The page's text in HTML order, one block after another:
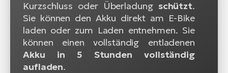
Kurzschluss oder Überladung schützt.
Sie können den Akku direkt am E-Bike
laden oder zum Laden entnehmen. Sie
können einen vollständig entladenen
Akku in 5 Stunden vollständig
aufladen.